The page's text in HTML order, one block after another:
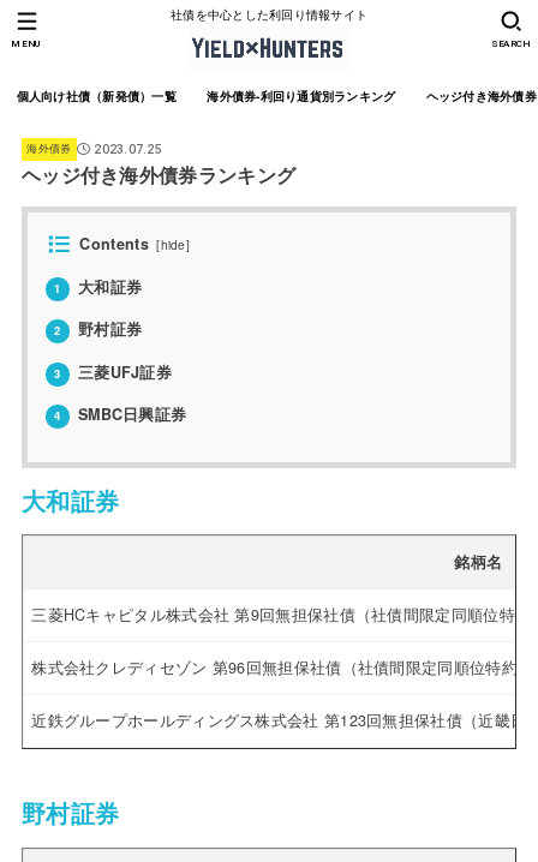
社債を中心とした利回り情報サイト
個人向け社債（新発債）一覧 海外債券-利回り通貨別ランキング ヘッジ付き海外債
SEARCH
MENU
海外債券 2023.07.25
ヘッジ付き海外債券ランキング
Contents [hide]
1 大和証券
2 野村証券
3 三菱UFJ証券
4 SMBC日興証券
大和証券
銘柄名
三菱HCキャピタル株式会社 第9回無担保社債（社債間限定同順位特約
株式会社クレディセゾン 第96回無担保社債（社債間限定同順位特約付
近鉄グループホールディングス株式会社 第123回無担保社債（近畿
野村証券